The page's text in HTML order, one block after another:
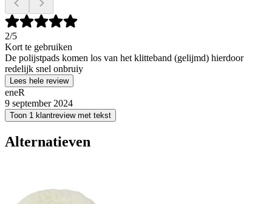
2/5
Kort te gebruiken
De polijstpads komen los van het klitteband (gelijmd) hierdoor
redelijk snel onbruiy
Lees hele review
eneR
9 september 2024
Toon 1 klantreview met tekst
Alternatieven